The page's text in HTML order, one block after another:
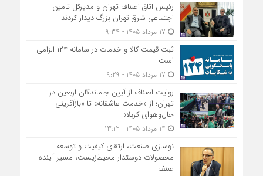
رئیس اتاق اصناف تهران و مدیرکل تامین
اجتماعی شرق تهران بزرگ دیدار کردند
ثبت قیمت کالا و خدمات در سامانه ۱۲۴ الزامی
است
روایت اصناف از آیین جاماندگان اربعین در
تهران؛ از «خدمت عاشقانه» تا «بازآفرینی
حال‌وهوای کربلا»
نوسازی صنعت، ارتقای کیفیت و توسعه
محصولات دوستدار محیط‌زیست، مسیر آینده
صنف